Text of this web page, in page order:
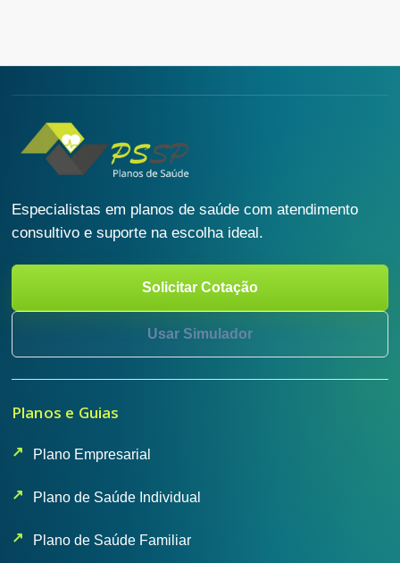
Especialistas em planos de saúde com atendimento
consultivo e suporte na escolha ideal.
Solicitar Cotação
Usar Simulador
Planos e Guias
Plano Empresarial
Plano de Saúde Individual
Plano de Saúde Familiar